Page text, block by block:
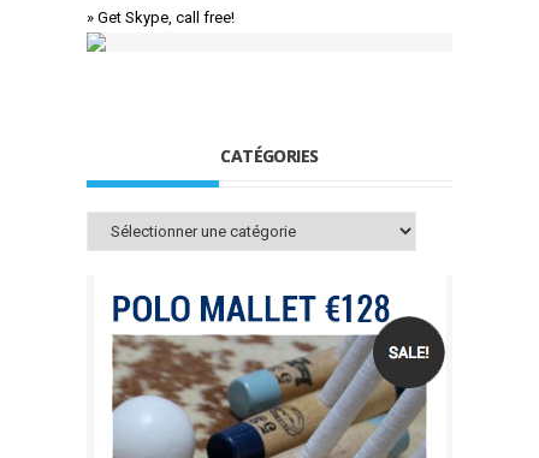
» Get Skype, call free!
CATÉGORIES
Catégories